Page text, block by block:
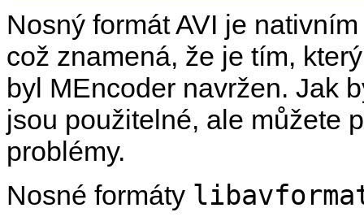
Nosný formát AVI je
což znamená, že je tím,
byl MEncoder navržen. Jak
jsou použitelné, ale můžete
problémy.
Nosné formáty